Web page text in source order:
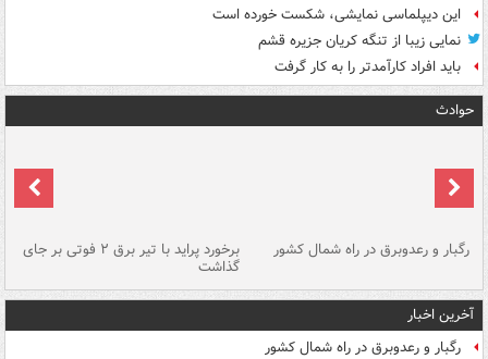
این دیپلماسی نمایشی، شکست خورده است
نمایی زیبا از تنگه کریان جزیره قشم
باید افراد کارآمدتر را به کار گرفت
حوادث
رگبار و رعدوبرق در راه شمال کشور برخورد پراید با تیر برق ۲ فوتی بر جای
گذاشت
آخرین اخبار
رگبار و رعدوبرق در راه شمال کشور